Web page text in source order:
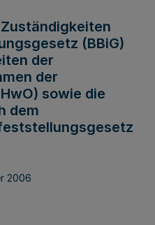
(BBiG)
der
der
sowie die
dem
2006